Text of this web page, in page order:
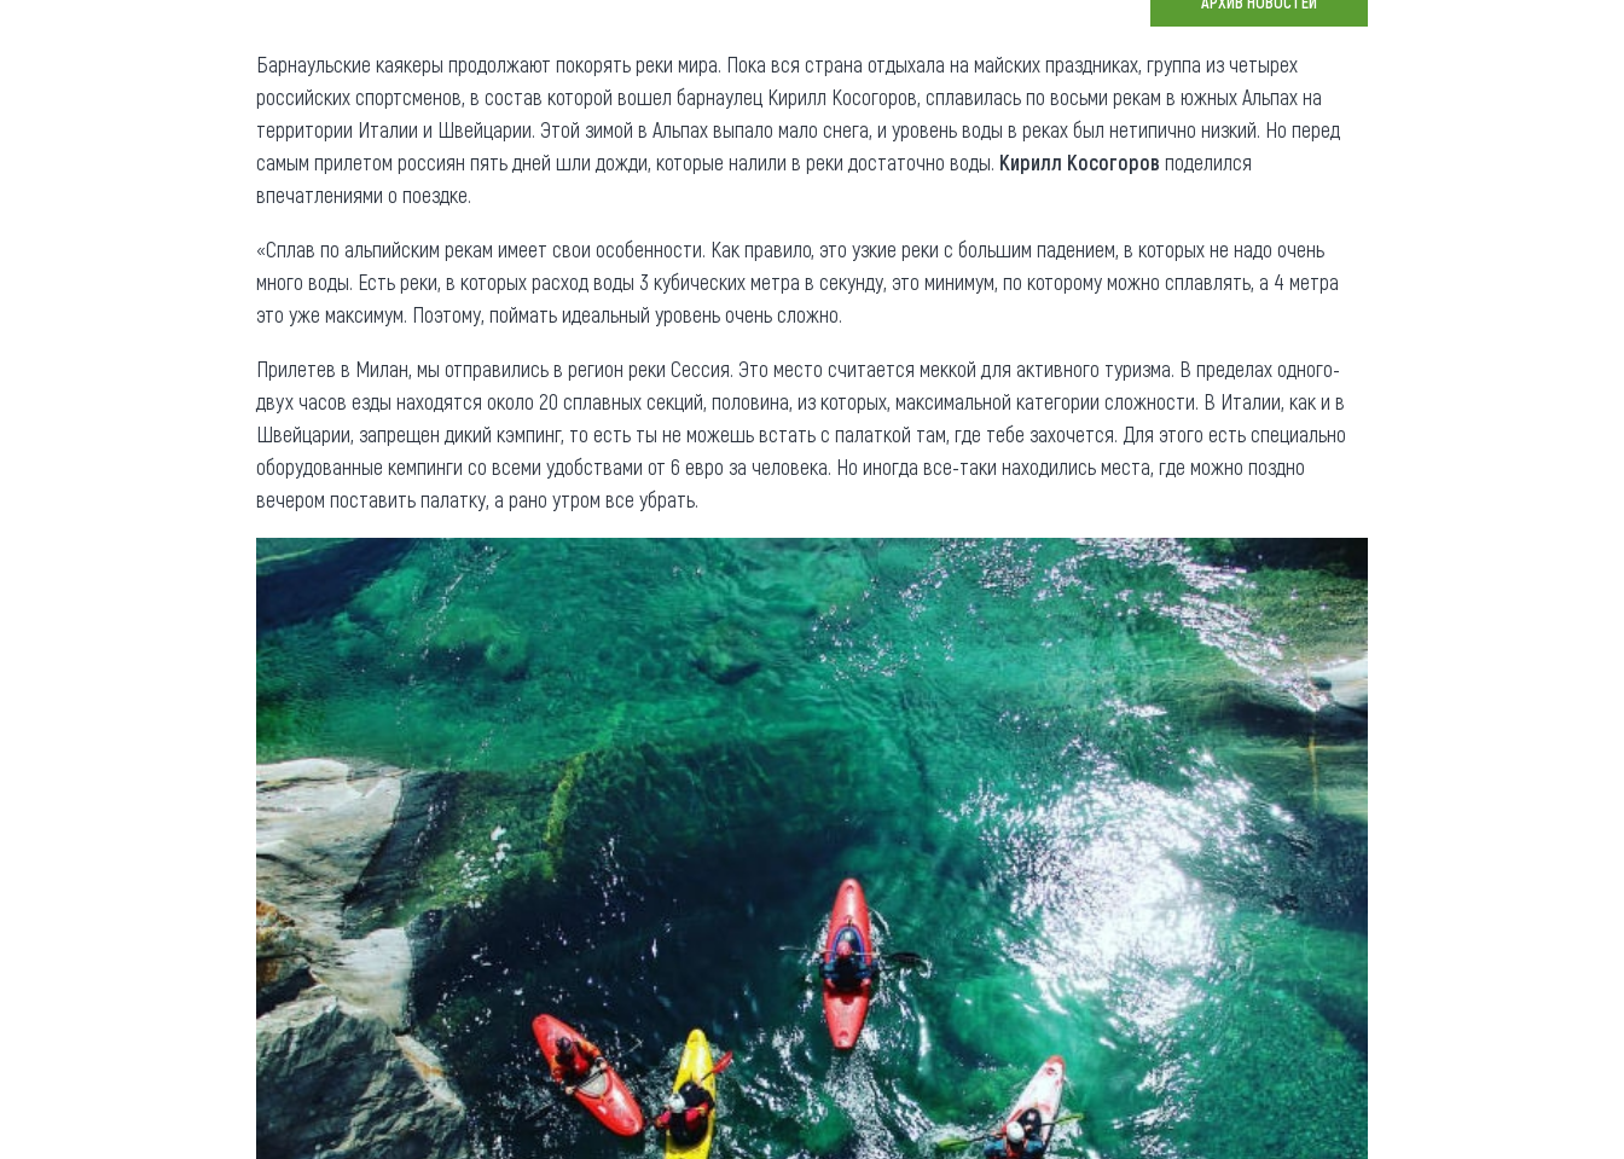
Придорожные кафе
Новости
Что привезти (сувениры)
Общая информация
Как добраться
Люди, прославившие Алтай
Коллекция впечатлений
Блог путешественника
Видеогалерея
Другие рубрики
Реестр туроператоров
Реестр туристических
агентств Алтайского края
Обращения граждан
Барнаульские каякеры продолжают покорять реки мира. Пока вся страна отдыхала на майских праздниках, группа из четырех
российских спортсменов, в состав которой вошел барнаулец Кирилл Косогоров, сплавилась по восьми рекам в южных Альпах на
территории Италии и Швейцарии. Этой зимой в Альпах выпало мало снега, и уровень воды в реках был нетипично низкий. Но перед
самым прилетом россиян пять дней шли дожди, которые налили в реки достаточно воды. Кирилл Косогоров поделился
впечатлениями о поездке.
«Сплав по альпийским рекам имеет свои особенности. Как правило, это узкие реки с большим падением, в которых не надо очень
много воды. Есть реки, в которых расход воды 3 кубических метра в секунду, это минимум, по которому можно сплавлять, а 4 метра
это уже максимум. Поэтому, поймать идеальный уровень очень сложно.
Прилетев в Милан, мы отправились в регион реки Сессия. Это место считается меккой для активного туризма. В пределах одного-
двух часов езды находятся около 20 сплавных секций, половина, из которых, максимальной категории сложности. В Италии, как и в
Швейцарии, запрещен дикий кэмпинг, то есть ты не можешь встать с палаткой там, где тебе захочется. Для этого есть специально
оборудованные кемпинги со всеми удобствами от 6 евро за человека. Но иногда все-таки находились места, где можно поздно
вечером поставить палатку, а рано утром все убрать.